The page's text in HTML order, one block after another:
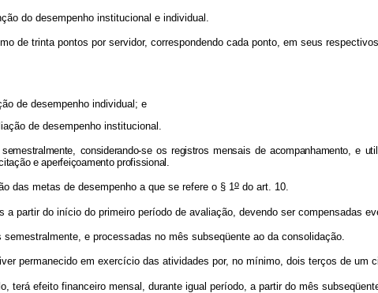
do desempenho institucional e individual.
de trinta pontos por servidor, correspondendo cada ponto, em seus
de desempenho individual; e
de desempenho institucional.
considerando-se os registros mensais de acompanhamento, e
e aperfeiçoamento profissional.
das metas de desempenho a que se refere o § 1odo art. 10.
partir do início do primeiro período de avaliação, devendo ser compensadas
e processadas no mês subseqüente ao da consolidação.
permanecido em exercício das atividades por, no mínimo, dois terços de um
efeito financeiro mensal, durante igual período, a partir do mês